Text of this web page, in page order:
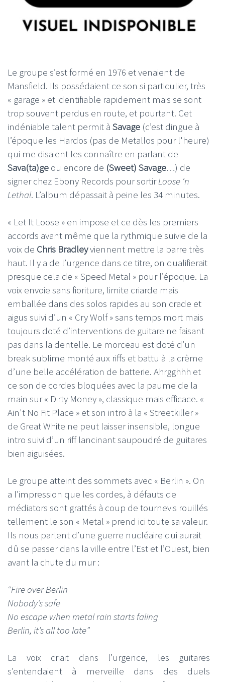
Le groupe s’est formé en 1976 et venaient de
Mansfield. Ils possédaient ce son si particulier, très
« garage » et identifiable rapidement mais se sont
trop souvent perdus en route, et pourtant. Cet
indéniable talent permit à Savage (c’est dingue à
l’époque les Hardos (pas de Metallos pour l'heure)
qui me disaient les connaître en parlant de
Sava(ta)ge ou encore de (Sweet) Savage…) de
signer chez Ebony Records pour sortirLoose ‘n
Lethal. L’album dépassait à peine les 34 minutes.
« Let It Loose » en impose et ce dès les premiers
accords avant même que la rythmique suivie de la
voix de Chris Bradleyviennent mettre la barre très
haut. Il y a de l’urgence dans ce titre, on qualifierait
presque cela de « Speed Metal » pour l’époque. La
voix envoie sans fioriture, limite criarde mais
emballée dans des solos rapides au son crade et
aigus suivi d’un « Cry Wolf » sans temps mort mais
toujours doté d’interventions de guitare ne faisant
pas dans la dentelle. Le morceau est doté d’un
break sublime monté aux riffs et battu à la crème
d’une belle accélération de batterie. Ahrgghhh et
ce son de cordes bloquées avec la paume de la
main sur « Dirty Money », classique mais efficace. «
Ain't No Fit Place » et son intro à la « Streetkiller »
de Great White ne peut laisser insensible, longue
intro suivi d’un riff lancinant saupoudré de guitares
bien aiguisées.
Le groupe atteint des sommets avec « Berlin ». On
a l’impression que les cordes, à défauts de
médiators sont grattés à coup de tournevis rouillés
tellement le son « Metal » prend ici toute sa valeur.
Ils nous parlent d’une guerre nucléaire qui aurait
dû se passer dans la ville entre l’Est et l’Ouest, bien
avant la chute du mur :
“Fire over Berlin
Nobody’s safe
No escape when metal rain starts faling
Berlin, it’s all too late”
La voix criait dans l’urgence, les guitares
s’entendaient à merveille dans des duels